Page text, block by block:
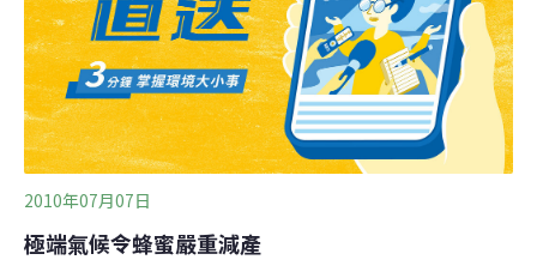
到2018年度將比2013年度減少8.4％，汽油將減少9.5％，
煤油減少15.3％。該省認為，日本國內23處煉油廠的處理
能力比需求高出20～30%。通過修訂公告，要求石油行業
首先在2017年3月底之前將供給能力削減10%。
2010年07月07日
極端氣候令蜂蜜嚴重減產